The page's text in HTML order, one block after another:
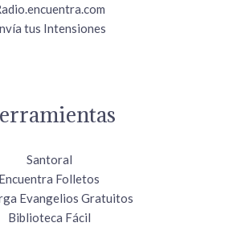
tus Intensiones
Santoral
Encuentra Folletos
Evangelios Gratuitos
Biblioteca Fácil